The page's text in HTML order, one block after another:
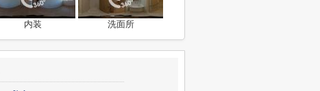
内装 洗面所